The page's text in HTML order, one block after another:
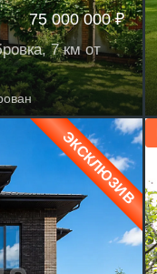
75 000 000 ₽
7 км от
ЭКСКЛЮЗИВ